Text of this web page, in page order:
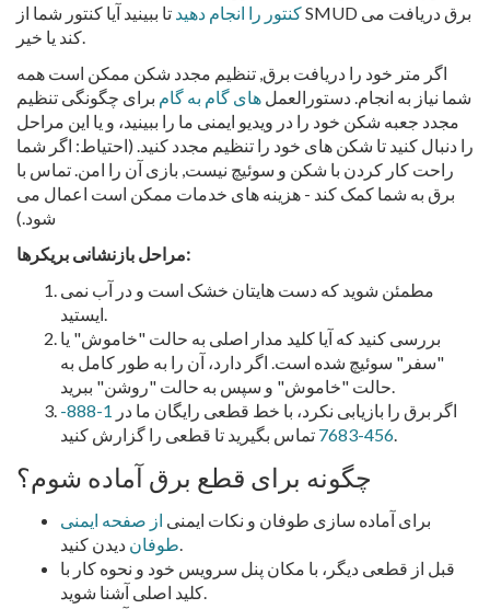
کنتور را انجام دهید تا ببینید آیا کنتور شما از SMUD برق دریافت می
کند یا خیر.
اگر متر خود را دریافت برق, تنظیم مجدد شکن ممکن است همه
شما نیاز به انجام. دستورالعمل های گام به گام برای چگونگی تنظیم
مجدد جعبه شکن خود را در ویدیو ایمنی ما را ببینید، و یا این مراحل
را دنبال کنید تا شکن های خود را تنظیم مجدد کنید. (احتیاط: اگر شما
راحت کار کردن با شکن و سوئیچ نیست, بازی آن را امن. تماس با
برق به شما کمک کند - هزینه های خدمات ممکن است اعمال می
شود.)
مراحل بازنشانی بریکرها:
مطمئن شوید که دست هایتان خشک است و در آب نمی
ایستید.
بررسی کنید که آیا کلید مدار اصلی به حالت "خاموش" یا
"سفر" سوئیچ شده است. اگر دارد، آن را به طور کامل به
حالت "خاموش" و سپس به حالت "روشن" ببرید.
اگر برق را بازیابی نکرد، با خط قطعی رایگان ما در
1-888-
456-7683تماس بگیرید تا قطعی را گزارش کنید.
چگونه برای قطع برق آماده شوم؟
برای آماده سازی طوفان و نکات ایمنی از صفحه ایمنی
طوفاندیدن کنید.
قبل از قطعی دیگر، با مکان پنل سرویس خود و نحوه کار با
کلید اصلی آشنا شوید.